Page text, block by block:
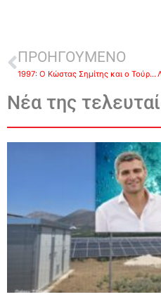
ΠΡΟΗΓΟΥΜΕΝΟ
1997: Ο Κώστας Σημίτης και ο Τούρκος πρόεδρος, Σουλεϊμάν Ντεμιρέλ, υπογράφουν τη συμφωνία της Μαδρίτης
Νέα της